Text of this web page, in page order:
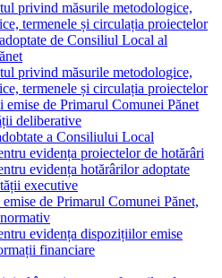
privind măsurile metodologice,
termenele și circulația proiectelor
de Consiliul Local al
privind măsurile metodologice,
termenele și circulația proiectelor
emise de Primarul Comunei Pănet
deliberative
a Consiliului Local
evidența proiectelor de hotărâri
evidența hotărârilor adoptate
executive
de Primarul Comunei Pănet,
evidența dispozițiilor emise
financiare